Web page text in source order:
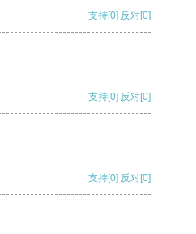
支持[0] 反对[0]
支持[0] 反对[0]
支持[0] 反对[0]